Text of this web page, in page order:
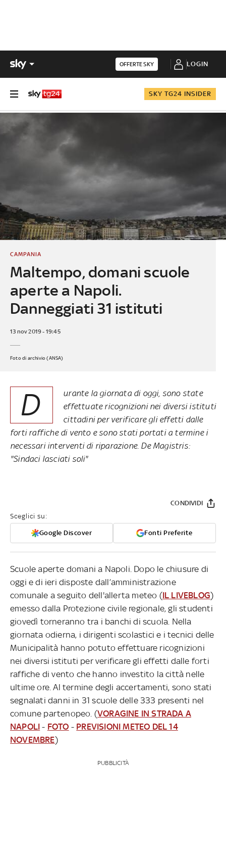
OFFERTE SKY LOGIN
SKY TG24 INSIDER
Maltempo, domani scuole
aperte a Napoli.
Danneggiati 31 istituti
CAMPANIA
13 nov 2019 - 19:45
Foto di archivio (ANSA)
D
urante la giornata di oggi, sono state
effettuate ricognizioni nei diversi istituti
cittadini per verificare gli effetti dalle
forti raffiche di vento e sono stati portati a termine i
necessari interventi di riparazione. De Magistris:
"Sindaci lasciati soli"
Sceglici su:
Google Discover Fonti Preferite
CONDIVIDI
Scuole aperte domani a Napoli. Dopo le chiusure di
oggi e di ieri disposte dall’amministrazione
comunale a seguito dell'allerta meteo (IL LIVEBLOG)
emesso dalla Protezione civile regionale, gli studenti
giovedì torneranno tra i banchi di scuola. Nella
giornata odierna, i dirigenti scolastici e i tecnici delle
Municipalità hanno potuto effettuare ricognizioni
nei diversi istituti per verificare gli effetti dalle forti
raffiche di vento che hanno investito la città nelle
ultime ore. Al termine degli accertamenti, sono stati
segnalati danni in 31 scuole delle 333 presenti nel
comune partenopeo. (VORAGINE IN STRADA A
NAPOLI - FOTO - PREVISIONI METEO DEL 14
NOVEMBRE)
PUBBLICITÀ